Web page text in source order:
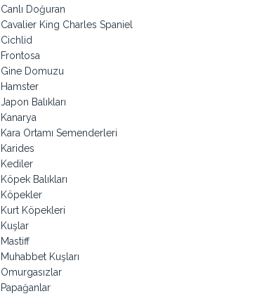
Canlı Doğuran
Cavalier King Charles Spaniel
Cichlid
Frontosa
Gine Domuzu
Hamster
Japon Balıkları
Kanarya
Kara Ortamı Semenderleri
Karides
Kediler
Köpek Balıkları
Köpekler
Kurt Köpekleri
Kuşlar
Mastiff
Muhabbet Kuşları
Omurgasızlar
Papağanlar